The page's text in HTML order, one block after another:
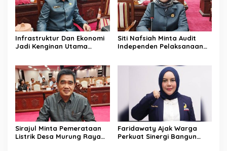
Infrastruktur Dan Ekonomi
Jadi Kenginan Utama
Siti Nafsiah Minta Audit
Independen Pelaksanaan
Sirajul Minta Pemerataan
Listrik Desa Murung Raya
Faridawaty Ajak Warga
Perkuat Sinergi Bangun